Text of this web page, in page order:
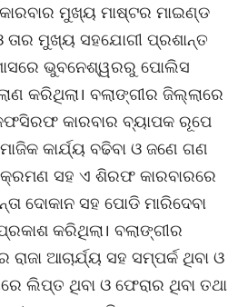
ମୁଖ୍ୟ ମାଷ୍ଟର ମାଇଣ୍ଡ
ତାର ମୁଖ୍ୟ ସହଯୋଗୀ ପ୍ରଶାନ୍ତ
ଭୁବନେଶ୍ୱରରୁ ପୋଲିସ
କରିଥିଲା। ବଲାଙ୍ଗୀର ଜିଲ୍ଲାରେ
କାରବାର ବ୍ୟାପକ ରୂପେ
କାର୍ଯ୍ୟ ବଢିବା ଓ ଜଣେ ଗଣ
ସହ ଏ ଶିରଫ କାରବାରରେ
ଦୋକାନ ସହ ପୋଡି ମାରିଦେବା
କରିଥିଲା। ବଲାଙ୍ଗୀର
ଆଚାର୍ଯ୍ୟ ସହ ସମ୍ପର୍କ ଥିବା ଓ
ଲିପ୍ତ ଥିବା ଓ ଫେରାର ଥିବା ତଥା